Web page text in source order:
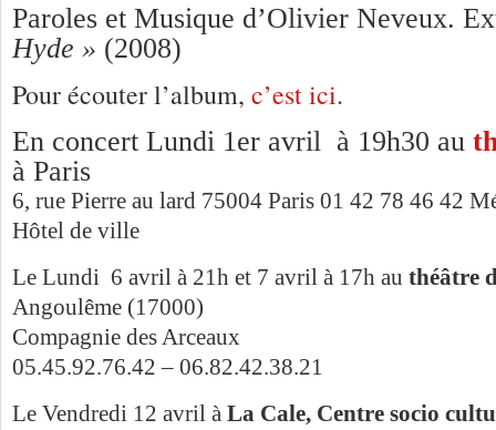
Paroles et Musique d’Olivier Neveux.
Hyde » (2008)
Pour écouter l’album, c’est ici.
En concert Lundi 1er avril à 19h30 au
à Paris
6, rue Pierre au lard 75004 Paris 01 42 78 46 42
Hôtel de ville
Le Lundi 6 avril à 21h et 7 avril à 17h au théâtre
Angoulême (17000)
Compagnie des Arceaux
05.45.92.76.42 – 06.82.42.38.21
Le Vendredi 12 avril à La Cale, Centre socio